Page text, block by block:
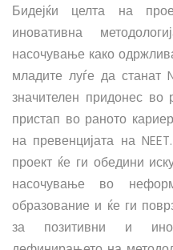
Бидејќи целта на
иновативна
насочување како
младите луѓе да станат
значителен придонес во
пристап во раното
на превенцијата на
проект ќе ги обедини
насочување во
образование и ќе ги
за позитивни и